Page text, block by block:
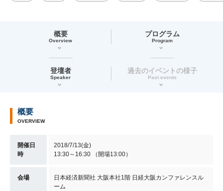
概要
Overview
プログラム
Program
登壇者
Speaker
過去のイベントの様子
Past events
概要
OVERVIEW
開催日
時
2018/7/13(金)
13:30～16:30 （開場13:00）
会場
日本経済新聞社 大阪本社1階 日経大阪カンファレンスル
ーム